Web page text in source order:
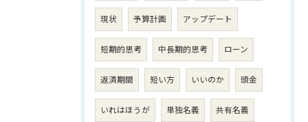
現状 予算計画 アップデート
短期的思考 中長期的思考 ローン
返済期間 短い方 いいのか 頭金
いれはほうが 単独名義 共有名義